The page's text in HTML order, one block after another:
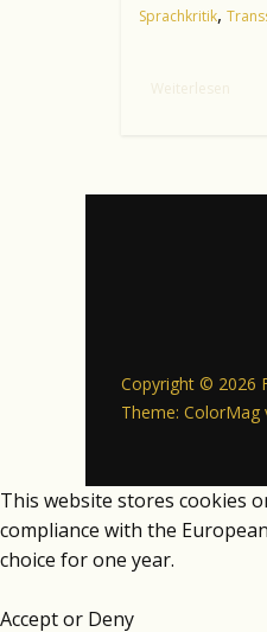
Sprachkritik,
Weiterlesen
Copyright © 2026
Theme: ColorMag
This website stores cookies
compliance with the
choice for one year.
Accept or Deny